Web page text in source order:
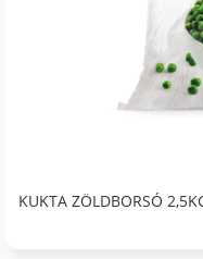
KUKTA ZÖLDBORSÓ